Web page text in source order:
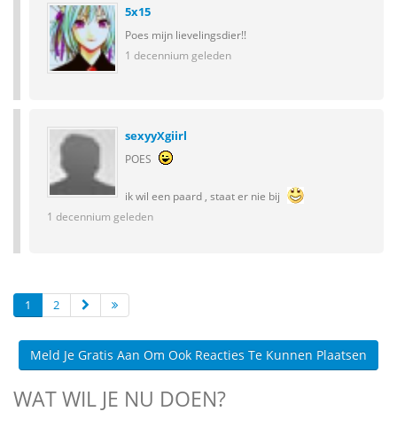
5x15
Poes mijn lievelingsdier!!
1 decennium geleden
sexyyXgiirl
POES
ik wil een paard , staat er nie bij
1 decennium geleden
1 2
Meld Je Gratis Aan Om Ook Reacties Te Kunnen Plaatsen
WAT WIL JE NU DOEN?